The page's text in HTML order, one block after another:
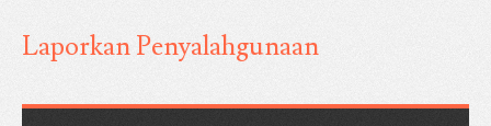
Laporkan Penyalahgunaan